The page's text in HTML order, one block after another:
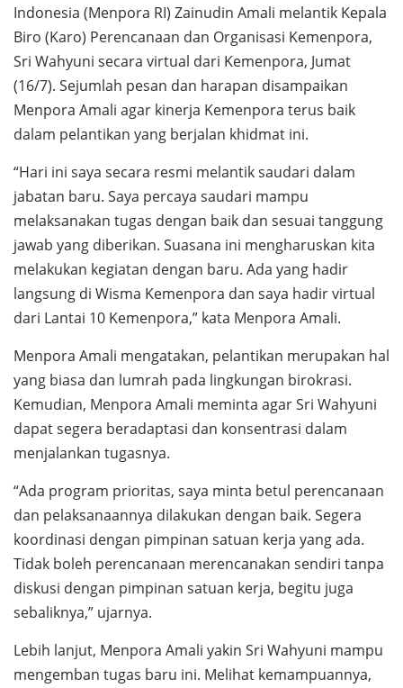
Indonesia (Menpora RI) Zainudin Amali melantik Kepala
Biro (Karo) Perencanaan dan Organisasi Kemenpora,
Sri Wahyuni secara virtual dari Kemenpora, Jumat
(16/7). Sejumlah pesan dan harapan disampaikan
Menpora Amali agar kinerja Kemenpora terus baik
dalam pelantikan yang berjalan khidmat ini.
“Hari ini saya secara resmi melantik saudari dalam
jabatan baru. Saya percaya saudari mampu
melaksanakan tugas dengan baik dan sesuai tanggung
jawab yang diberikan. Suasana ini mengharuskan kita
melakukan kegiatan dengan baru. Ada yang hadir
langsung di Wisma Kemenpora dan saya hadir virtual
dari Lantai 10 Kemenpora,” kata Menpora Amali.
Menpora Amali mengatakan, pelantikan merupakan hal
yang biasa dan lumrah pada lingkungan birokrasi.
Kemudian, Menpora Amali meminta agar Sri Wahyuni
dapat segera beradaptasi dan konsentrasi dalam
menjalankan tugasnya.
“Ada program prioritas, saya minta betul perencanaan
dan pelaksanaannya dilakukan dengan baik. Segera
koordinasi dengan pimpinan satuan kerja yang ada.
Tidak boleh perencanaan merencanakan sendiri tanpa
diskusi dengan pimpinan satuan kerja, begitu juga
sebaliknya,” ujarnya.
Lebih lanjut, Menpora Amali yakin Sri Wahyuni mampu
mengemban tugas baru ini. Melihat kemampuannya,